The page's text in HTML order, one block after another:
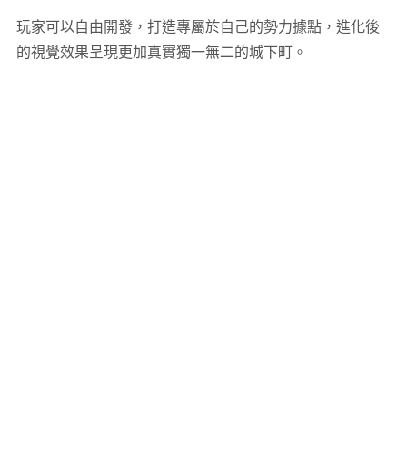
玩家可以自由開發，打造專屬於自己的勢力據點，進化後
的視覺效果呈現更加真實獨一無二的城下町。